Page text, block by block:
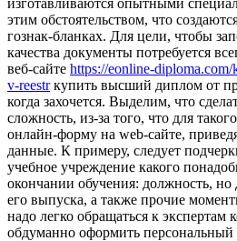
этим обстоятельством, что
гознак-бланках. Для цели, чтобы
качества документы потребуется
веб-сайте https://eonline-
v-reestrкупить высший диплом от
когда захочется. Выделим, что
сложность, из-за того, что для
онлайн-форму на web-сайте,
данные. К примеру, следует
учебное учреждение какого
окончании обучения: должность,
его выпуска, а также прочие
надо легко обращаться к экспертам
обдуманно оформить персональный